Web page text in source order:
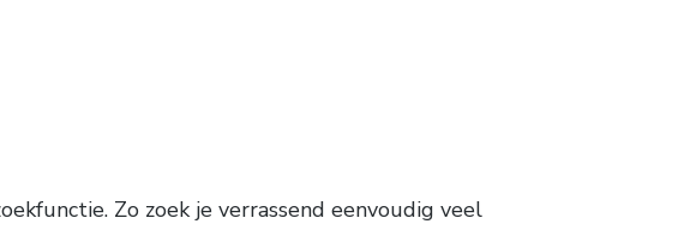
Zo zoek je verrassend eenvoudig veel